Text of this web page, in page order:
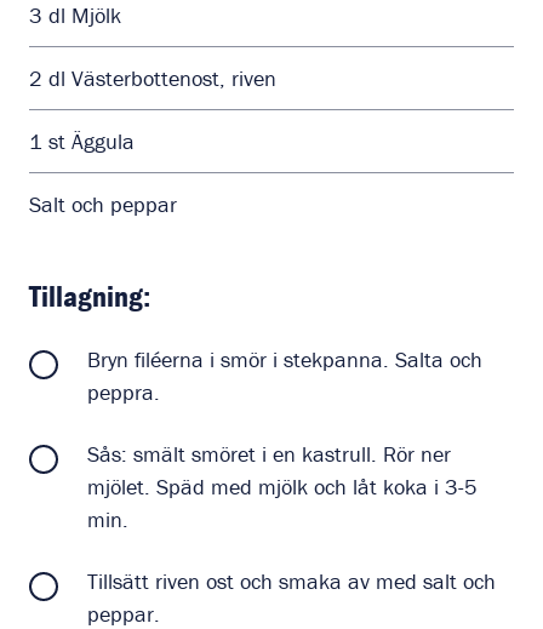
3 dl Mjölk
2 dl Västerbottenost, riven
1 st Äggula
Salt och peppar
Tillagning:
Bryn filéerna i smör i stekpanna. Salta och
peppra.
Sås: smält smöret i en kastrull. Rör ner
mjölet. Späd med mjölk och låt koka i 3-5
min.
Tillsätt riven ost och smaka av med salt och
peppar.